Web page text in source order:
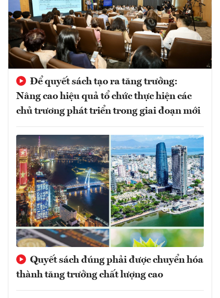
Để quyết sách tạo ra tăng trưởng:
Nâng cao hiệu quả tổ chức thực hiện các
chủ trương phát triển trong giai đoạn mới
Quyết sách đúng phải được chuyển hóa
thành tăng trưởng chất lượng cao